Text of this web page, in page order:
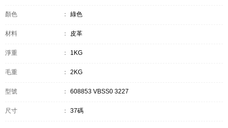
顏色 ： 綠色
材料 ： 皮革
淨重 ： 1KG
毛重 ： 2KG
型號 ： 608853 VBSS0 3227
尺寸 ： 37碼